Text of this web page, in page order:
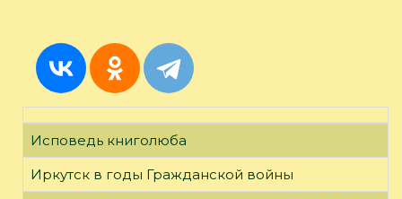
Исповедь книголюба
Иркутск в годы Гражданской войны